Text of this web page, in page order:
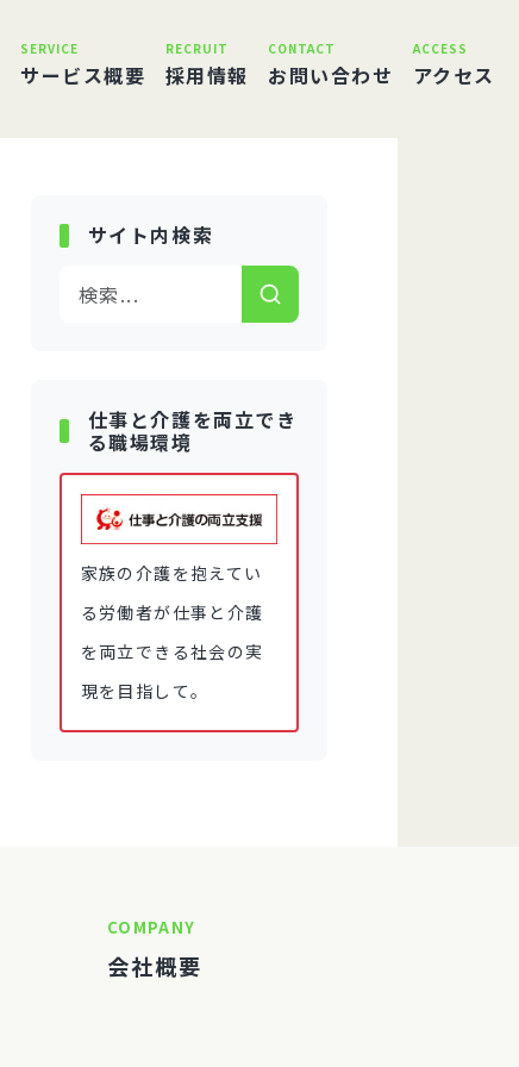
SERVICE
サービス概要
RECRUIT
採用情報
CONTACT
お問い合わせ
ACCESS
アクセス
サイト内検索
仕事と介護を両立でき
る職場環境
家族の介護を抱えてい
る労働者が仕事と介護
を両立できる社会の実
現を目指して。
COMPANY
会社概要